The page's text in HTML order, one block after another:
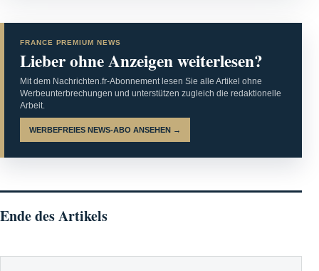
FRANCE PREMIUM NEWS
Lieber ohne Anzeigen weiterlesen?
Mit dem Nachrichten.fr-Abonnement lesen Sie alle Artikel ohne
Werbeunterbrechungen und unterstützen zugleich die redaktionelle
Arbeit.
WERBEFREIES NEWS-ABO ANSEHEN →
Ende des Artikels